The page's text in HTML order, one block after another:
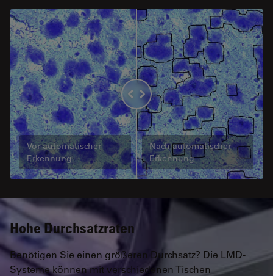
Vor automatischer
Erkennung
Nach automatischer
Erkennung
Hohe Durchsatzraten
Benötigen Sie einen größeren Durchsatz? Die LMD-
Systeme können mit verschiedenen Tischen